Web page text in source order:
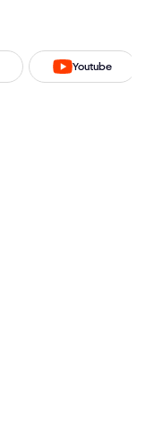
Youtube